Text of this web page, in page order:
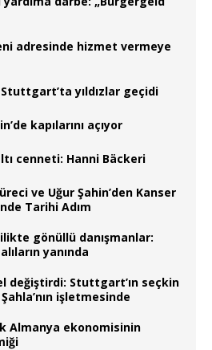
adresinde hizmet vermeye
yıldızlar geçidi
kapılarını açıyor
cenneti: Hanni Bäckeri
ve Uğur Şahin’den Kanser
Tarihi Adım
gönüllü danışmanlar:
yanında
değiştirdi: Stuttgart’ın seçkin
işletmesinde
Almanya ekonomisinin